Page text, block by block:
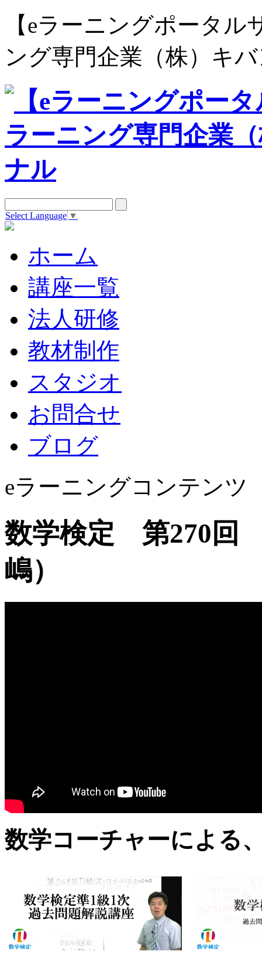
【eラーニングポータル
ング専門企業（株）キ
Select Language ▼
ホーム
講座一覧
法人研修
教材制作
スタジオ
お問合せ
ブログ
eラーニングコンテンツ
数学検定 第270
嶋）
数学コーチャーによる